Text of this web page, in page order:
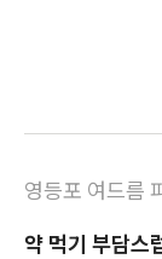
영등포 여드름
약 먹기 부담스